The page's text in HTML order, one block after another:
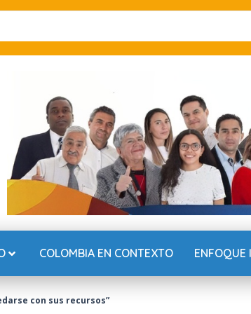
COLOMBIA EN CONTEXTO ENFOQUE
con sus recursos”